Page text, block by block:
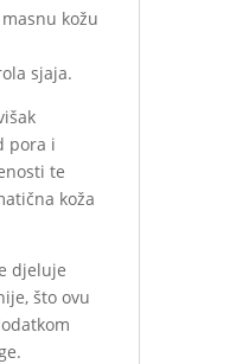
kožu
sjaja.
pora i
te
koža
djeluje
što ovu